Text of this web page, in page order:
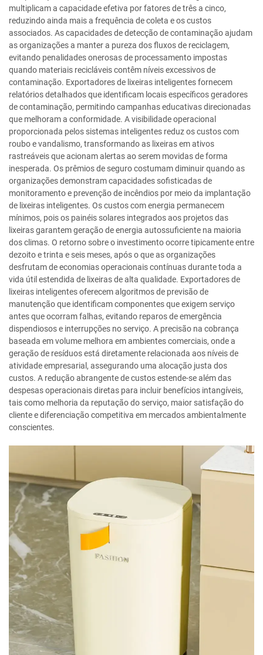
multiplicam a capacidade efetiva por fatores de três a cinco,
reduzindo ainda mais a frequência de coleta e os custos
associados. As capacidades de detecção de contaminação ajudam
as organizações a manter a pureza dos fluxos de reciclagem,
evitando penalidades onerosas de processamento impostas
quando materiais recicláveis contêm níveis excessivos de
contaminação. Exportadores de lixeiras inteligentes fornecem
relatórios detalhados que identificam locais específicos geradores
de contaminação, permitindo campanhas educativas direcionadas
que melhoram a conformidade. A visibilidade operacional
proporcionada pelos sistemas inteligentes reduz os custos com
roubo e vandalismo, transformando as lixeiras em ativos
rastreáveis que acionam alertas ao serem movidas de forma
inesperada. Os prêmios de seguro costumam diminuir quando as
organizações demonstram capacidades sofisticadas de
monitoramento e prevenção de incêndios por meio da implantação
de lixeiras inteligentes. Os custos com energia permanecem
mínimos, pois os painéis solares integrados aos projetos das
lixeiras garantem geração de energia autossuficiente na maioria
dos climas. O retorno sobre o investimento ocorre tipicamente entre
dezoito e trinta e seis meses, após o que as organizações
desfrutam de economias operacionais contínuas durante toda a
vida útil estendida de lixeiras de alta qualidade. Exportadores de
lixeiras inteligentes oferecem algoritmos de previsão de
manutenção que identificam componentes que exigem serviço
antes que ocorram falhas, evitando reparos de emergência
dispendiosos e interrupções no serviço. A precisão na cobrança
baseada em volume melhora em ambientes comerciais, onde a
geração de resíduos está diretamente relacionada aos níveis de
atividade empresarial, assegurando uma alocação justa dos
custos. A redução abrangente de custos estende-se além das
despesas operacionais diretas para incluir benefícios intangíveis,
tais como melhoria da reputação do serviço, maior satisfação do
cliente e diferenciação competitiva em mercados ambientalmente
conscientes.